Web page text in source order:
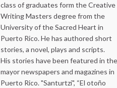
class of graduates form the Creative
Writing Masters degree from the
University of the Sacred Heart in
Puerto Rico. He has authored short
stories, a novel, plays and scripts.
His stories have been featured in the
mayor newspapers and magazines in
Puerto Rico. "Santurtzi", “El otoño